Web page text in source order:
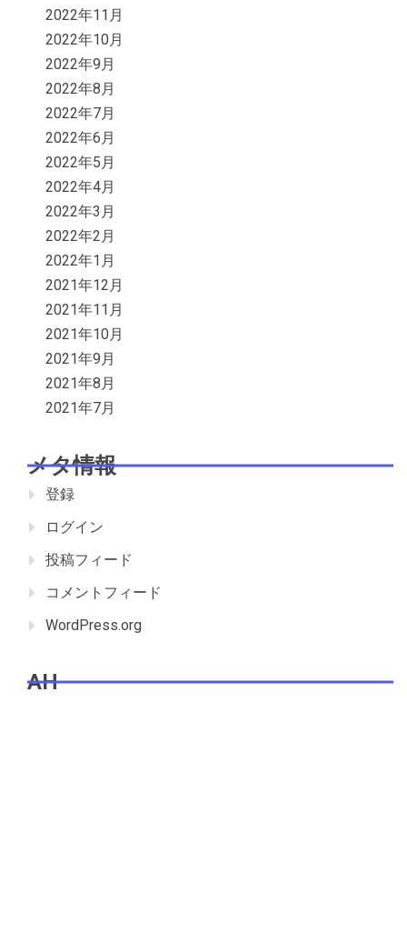
2022年11月
2022年10月
2022年9月
2022年8月
2022年7月
2022年6月
2022年5月
2022年4月
2022年3月
2022年2月
2022年1月
2021年12月
2021年11月
2021年10月
2021年9月
2021年8月
2021年7月
メタ情報
登録
ログイン
投稿フィード
コメントフィード
WordPress.org
AH